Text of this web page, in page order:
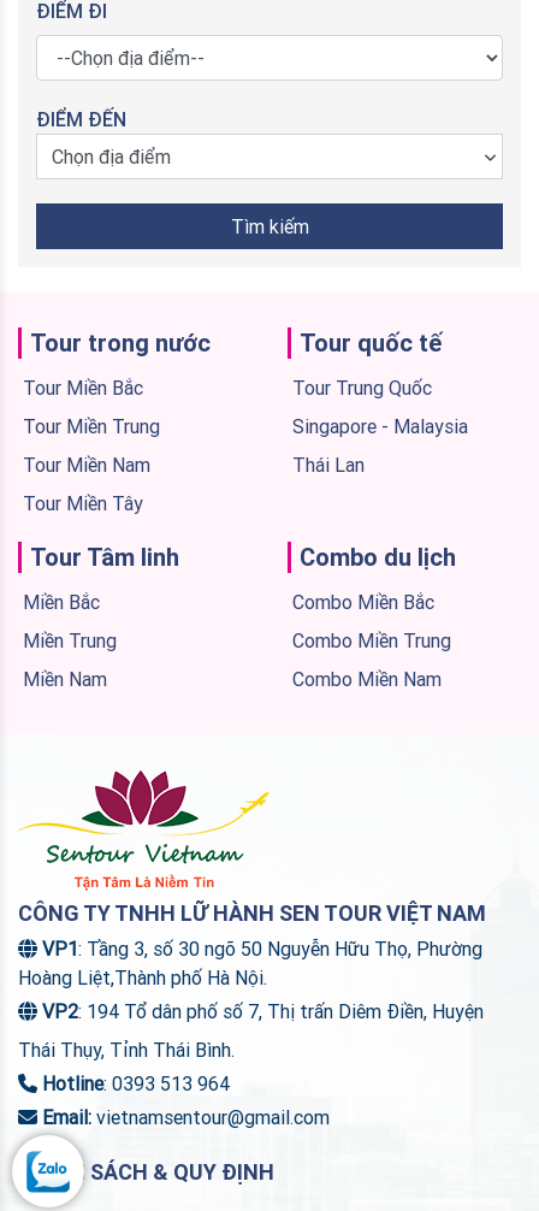
ĐIỂM ĐI
ĐIỂM ĐẾN
Chọn địa điểm
Tìm kiếm
Tour trong nước
Tour Miền Bắc
Tour Miền Trung
Tour Miền Nam
Tour Miền Tây
Tour quốc tế
Tour Trung Quốc
Singapore - Malaysia
Thái Lan
Tour Tâm linh
Miền Bắc
Miền Trung
Miền Nam
Combo du lịch
Combo Miền Bắc
Combo Miền Trung
Combo Miền Nam
CÔNG TY TNHH LỮ HÀNH SEN TOUR VIỆT NAM
VP1: Tầng 3, số 30 ngõ 50 Nguyễn Hữu Thọ, Phường
Hoàng Liệt,Thành phố Hà Nội.
VP2: 194 Tổ dân phố số 7, Thị trấn Diêm Điền, Huyện
Thái Thụy, Tỉnh Thái Bình.
Hotline: 0393 513 964
Email: vietnamsentour@gmail.com
CHÍNH SÁCH & QUY ĐỊNH